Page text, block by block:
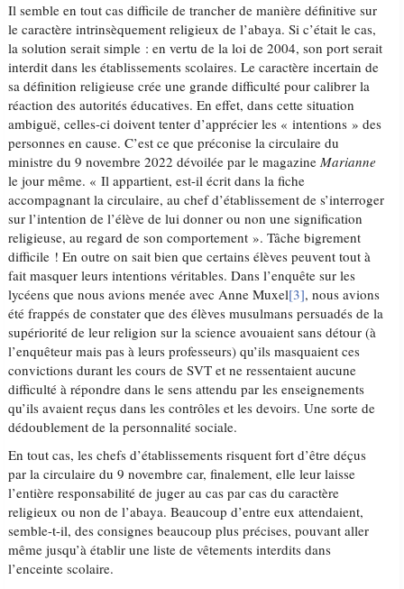
Il semble en tout cas difficile de trancher de manière définitive sur
le caractère intrinsèquement religieux de l’abaya. Si c’était le cas,
la solution serait simple : en vertu de la loi de 2004, son port serait
interdit dans les établissements scolaires. Le caractère incertain de
sa définition religieuse crée une grande difficulté pour calibrer la
réaction des autorités éducatives. En effet, dans cette situation
ambiguë, celles-ci doivent tenter d’apprécier les « intentions » des
personnes en cause. C’est ce que préconise la circulaire du
ministre du 9 novembre 2022 dévoilée par le magazineMarianne
le jour même. « Il appartient, est-il écrit dans la fiche
accompagnant la circulaire, au chef d’établissement de s’interroger
sur l’intention de l’élève de lui donner ou non une signification
religieuse, au regard de son comportement ». Tâche bigrement
difficile ! En outre on sait bien que certains élèves peuvent tout à
fait masquer leurs intentions véritables. Dans l’enquête sur les
lycéens que nous avions menée avec Anne Muxel[3], nous avions
été frappés de constater que des élèves musulmans persuadés de la
supériorité de leur religion sur la science avouaient sans détour (à
l’enquêteur mais pas à leurs professeurs) qu’ils masquaient ces
convictions durant les cours de SVT et ne ressentaient aucune
difficulté à répondre dans le sens attendu par les enseignements
qu’ils avaient reçus dans les contrôles et les devoirs. Une sorte de
dédoublement de la personnalité sociale.
En tout cas, les chefs d’établissements risquent fort d’être déçus
par la circulaire du 9 novembre car, finalement, elle leur laisse
l’entière responsabilité de juger au cas par cas du caractère
religieux ou non de l’abaya. Beaucoup d’entre eux attendaient,
semble-t-il, des consignes beaucoup plus précises, pouvant aller
même jusqu’à établir une liste de vêtements interdits dans
l’enceinte scolaire.